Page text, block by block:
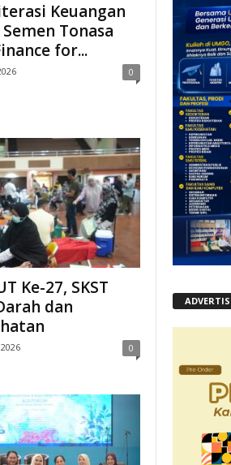
Keuangan
Tonasa
for...
0
Ke-27, SKST
dan
0